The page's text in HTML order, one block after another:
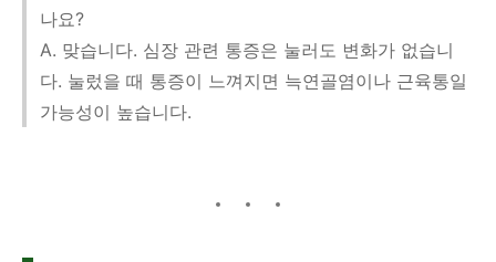
나요?
A. 맞습니다. 심장 관련 통증은 눌러도 변화가 없습니
다. 눌렀을 때 통증이 느껴지면 늑연골염이나 근육통일
가능성이 높습니다.